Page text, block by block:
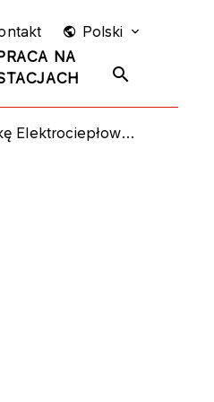
NA
Polski
do ugody ze spółką Abener Energia S.A.